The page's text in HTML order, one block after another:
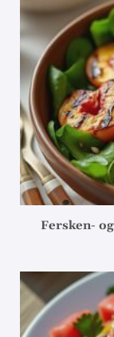
Fersken-